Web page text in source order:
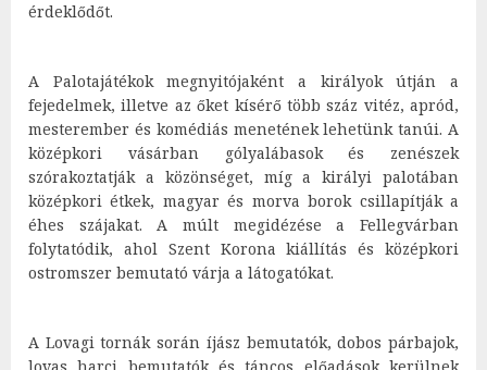
érdeklődőt.
A Palotajátékok megnyitójaként a királyok útján a
fejedelmek, illetve az őket kísérő több száz vitéz, apród,
mesterember és komédiás menetének lehetünk tanúi. A
középkori vásárban gólyalábasok és zenészek
szórakoztatják a közönséget, míg a királyi palotában
középkori étkek, magyar és morva borok csillapítják a
éhes szájakat. A múlt megidézése a Fellegvárban
folytatódik, ahol Szent Korona kiállítás és középkori
ostromszer bemutató várja a látogatókat.
A Lovagi tornák során íjász bemutatók, dobos párbajok,